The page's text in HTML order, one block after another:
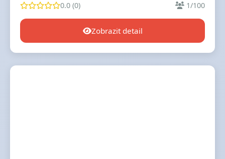
0.0 (0) 1/100
Zobrazit detail